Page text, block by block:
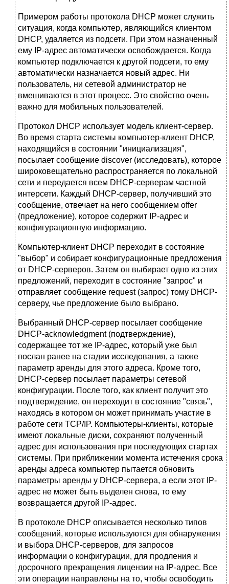
Примером работы протокола DHCP может служить
ситуация, когда компьютер, являющийся клиентом
DHCP, удаляется из подсети. При этом назначенный
ему IP-адрес автоматически освобождается. Когда
компьютер подключается к другой подсети, то ему
автоматически назначается новый адрес. Ни
пользователь, ни сетевой администратор не
вмешиваются в этот процесс. Это свойство очень
важно для мобильных пользователей.
Протокол DHCP использует модель клиент-сервер.
Во время старта системы компьютер-клиент DHCP,
находящийся в состоянии "инициализация",
посылает сообщение discover (исследовать), которое
широковещательно распространяется по локальной
сети и передается всем DHCP-серверам частной
интерсети. Каждый DHCP-сервер, получивший это
сообщение, отвечает на него сообщением offer
(предложение), которое содержит IP-адрес и
конфигурационную информацию.
Компьютер-клиент DHCP переходит в состояние
"выбор" и собирает конфигурационные предложения
от DHCP-серверов. Затем он выбирает одно из этих
предложений, переходит в состояние "запрос" и
отправляет сообщение request (запрос) тому DHCP-
серверу, чье предложение было выбрано.
Выбранный DHCP-сервер посылает сообщение
DHCP-acknowledgment (подтверждение),
содержащее тот же IP-адрес, который уже был
послан ранее на стадии исследования, а также
параметр аренды для этого адреса. Кроме того,
DHCP-сервер посылает параметры сетевой
конфигурации. После того, как клиент получит это
подтверждение, он переходит в состояние "связь",
находясь в котором он может принимать участие в
работе сети TCP/IP. Компьютеры-клиенты, которые
имеют локальные диски, сохраняют полученный
адрес для использования при последующих стартах
системы. При приближении момента истечения срока
аренды адреса компьютер пытается обновить
параметры аренды у DHCP-сервера, а если этот IP-
адрес не может быть выделен снова, то ему
возвращается другой IP-адрес.
В протоколе DHCP описывается несколько типов
сообщений, которые используются для обнаружения
и выбора DHCP-серверов, для запросов
информации о конфигурации, для продления и
досрочного прекращения лицензии на IP-адрес. Все
эти операции направлены на то, чтобы освободить